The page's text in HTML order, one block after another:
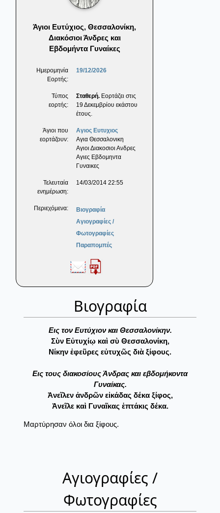
Άγιοι Ευτύχιος, Θεσσαλονίκη,
Διακόσιοι Άνδρες και
Εβδομήντα Γυναίκες
Ημερομηνία
Εορτής:
19/12/2026
Τύπος
εορτής:
Σταθερή. Εορτάζει στις
19 Δεκεμβρίου εκάστου
έτους.
Άγιοι που
εορτάζουν:
Αγιος Ευτυχιος
Αγια Θεσσαλονικη
Αγιοι Διακοσιοι Ανδρες
Αγιες Εβδομηντα
Γυναικες
Τελευταία
ενημέρωση:
14/03/2014 22:55
Περιεχόμενα:
Βιογραφία
Αγιογραφίες /
Φωτογραφίες
Παραπομπές
Βιογραφία
Eις τον Eυτύχιον και Θεσσαλονίκην.
Σὺν Εὐτυχίῳ καὶ σὺ Θεσσαλονίκη,
Nίκην ἐφεῦρες εὐτυχῶς διὰ ξίφους.
Eις τους διακοσίους Άνδρας και εβδομήκοντα
Γυναίκας.
Ἀνεῖλεν ἀνδρῶν εἰκάδας δέκα ξίφος,
Ἀνεῖλε καὶ Γυναῖκας ἑπτάκις δέκα.
Μαρτύρησαν όλοι δια ξίφους.
Αγιογραφίες /
Φωτογραφίες